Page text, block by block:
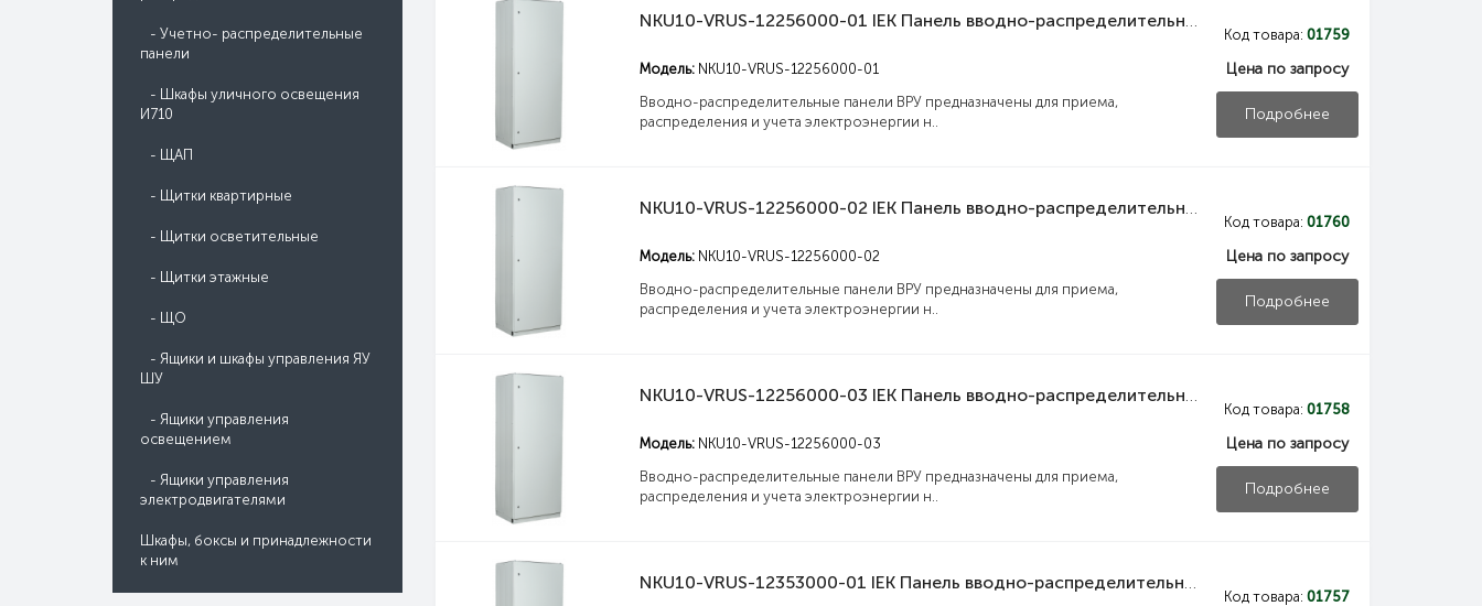
- Учетно- распределительные
панели
- Шкафы уличного освещения
И710
- ЩАП
- Щитки квартирные
- Щитки осветительные
- Щитки этажные
- ЩО
- Ящики и шкафы управления ЯУ
ШУ
- Ящики управления
освещением
- Ящики управления
электродвигателями
Шкафы, боксы и принадлежности
к ним
NKU10-VRUS-12256000-01 IEK Панель вводно-распределительная ВРУ1-22-56 УХЛ4 собирается из двух составных частей панели силовой и панели управления освещением IEK
Модель: NKU10-VRUS-12256000-01
Вводно-распределительные панели ВРУ предназначены для приема,
распределения и учета электроэнергии н..
Код товара: 01759
Цена по запросу
Подробнее
NKU10-VRUS-12256000-02 IEK Панель вводно-распределительная ВРУ1-22-56 УХЛ4 силовая рубильник 1х250А выключатель автоматический 1Р 2х6А плавкие вставки 18х100А 3х250А и учет IEK
Модель: NKU10-VRUS-12256000-02
Вводно-распределительные панели ВРУ предназначены для приема,
распределения и учета электроэнергии н..
Код товара: 01760
Цена по запросу
Подробнее
NKU10-VRUS-12256000-03 IEK Панель вводно-распределительная ВРУ1-22-56 УХЛ4 управления освещением выключатели нагрузки 2Р 2х20А выключатель автоматический 1Р 9х16А IEK
Модель: NKU10-VRUS-12256000-03
Вводно-распределительные панели ВРУ предназначены для приема,
распределения и учета электроэнергии н..
Код товара: 01758
Цена по запросу
Подробнее
NKU10-VRUS-12353000-01 IEK Панель вводно-распределительная ВРУ1-23-53 УХЛ4 собирается из двух составных частей панели силовой и панели управления освещением IEK
Код товара: 01757